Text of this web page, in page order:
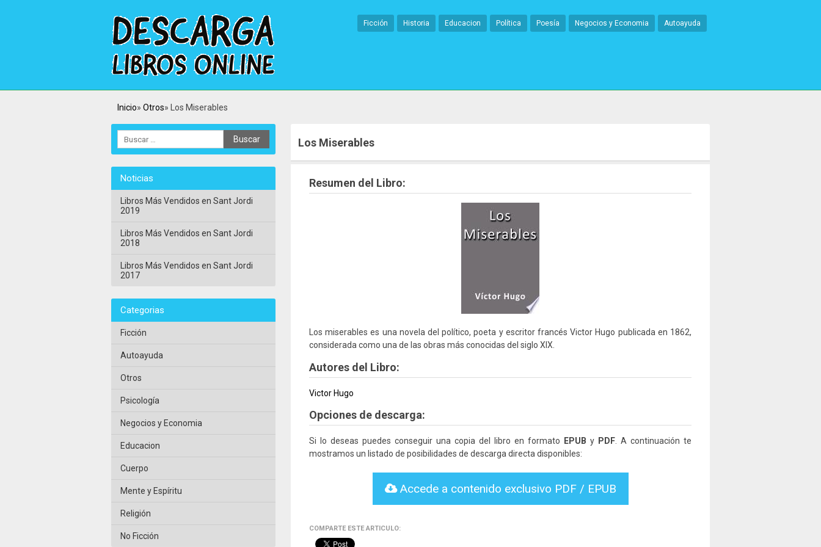
Ficción Historia Educacion Política Poesía Negocios y Economia Autoayuda
Inicio Otros Los Miserables
Los Miserables
Resumen del Libro:
Los miserables es una novela del político, poeta y escritor francés Victor Hugo publicada en 1862,
considerada como una de las obras más conocidas del siglo XIX.
Autores del Libro:
Victor Hugo
Opciones de descarga:
Si lo deseas puedes conseguir una copia del libro en formato EPUB y PDF . A continuación te
mostramos un listado de posibilidades de descarga directa disponibles:
Accede a contenido exclusivo PDF / EPUB
COMPARTE ESTE ARTICULO:
Noticias
Libros Más Vendidos en Sant Jordi
2019
Libros Más Vendidos en Sant Jordi
2018
Libros Más Vendidos en Sant Jordi
2017
Categorias
Ficción
Autoayuda
Otros
Psicología
Negocios y Economia
Educacion
Cuerpo
Mente y Espíritu
Religión
No Ficción